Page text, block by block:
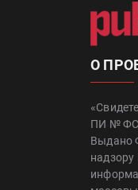
О
ПИ №
Выдано
надзору